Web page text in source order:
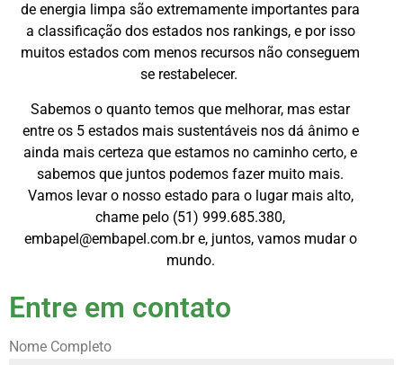
de energia limpa são extremamente importantes para
a classificação dos estados nos rankings, e por isso
muitos estados com menos recursos não conseguem
se restabelecer.
Sabemos o quanto temos que melhorar, mas estar
entre os 5 estados mais sustentáveis nos dá ânimo e
ainda mais certeza que estamos no caminho certo, e
sabemos que juntos podemos fazer muito mais.
Vamos levar o nosso estado para o lugar mais alto,
chame pelo (51) 999.685.380,
embapel@embapel.com.br e, juntos, vamos mudar o
mundo.
Entre em contato
Nome Completo